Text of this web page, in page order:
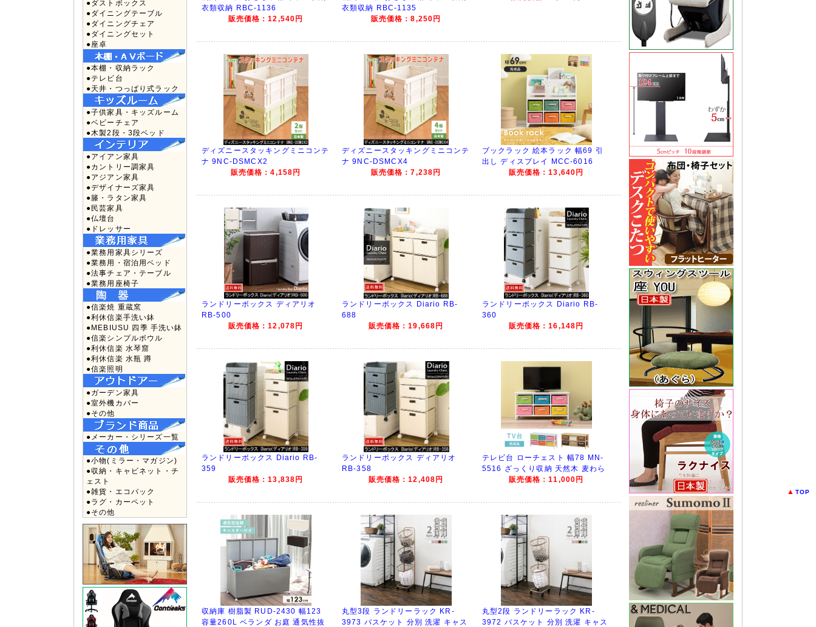
●ダストボックス
●ダイニングテーブル
●ダイニングチェア
●ダイニングセット
●座卓
●本棚・収納ラック
●テレビ台
●天井・つっぱり式ラック
●子供家具・キッズルーム
●ベビーチェア
●木製2段・3段ベッド
●アイアン家具
●カントリー調家具
●アジアン家具
●デザイナーズ家具
●籐・ラタン家具
●民芸家具
●仏壇台
●ドレッサー
●業務用家具シリーズ
●業務用・宿泊用ベッド
●法事チェア・テーブル
●業務用座椅子
●信楽焼 重蔵窯
●利休信楽手洗い鉢
●MEBIUSU 四季 手洗い鉢
●信楽シンプルボウル
●利休信楽 水琴窟
●利休信楽 水瓶 蹲
●信楽照明
●ガーデン家具
●室外機カバー
●その他
●メーカー・シリーズ一覧
●小物(ミラー・マガジン)
●収納・キャビネット・チ
ェスト
●雑貨・エコバック
●ラグ・カーペット
●その他
衣類収納 RBC-1136
販売価格：12,540円
衣類収納 RBC-1135
販売価格：8,250円
ディズニースタッキングミニコンテ
ナ 9NC-DSMCX2
販売価格：4,158円
ディズニースタッキングミニコンテ
ナ 9NC-DSMCX4
販売価格：7,238円
ブックラック 絵本ラック 幅69 引
出し ディスプレイ MCC-6016
販売価格：13,640円
ランドリーボックス ディアリオ
RB-500
販売価格：12,078円
ランドリーボックス Diario RB-
688
販売価格：19,668円
ランドリーボックス Diario RB-
360
販売価格：16,148円
ランドリーボックス Diario RB-
359
販売価格：13,838円
ランドリーボックス ディアリオ
RB-358
販売価格：12,408円
テレビ台 ローチェスト 幅78 MN-
5516 ざっくり収納 天然木 麦わら
販売価格：11,000円
収納庫 樹脂製 RUD-2430 幅123
容量260L ベランダ お庭 通気性抜
丸型3段 ランドリーラック KR-
3973 バスケット 分別 洗濯 キャス
丸型2段 ランドリーラック KR-
3972 バスケット 分別 洗濯 キャス
▲ TOP